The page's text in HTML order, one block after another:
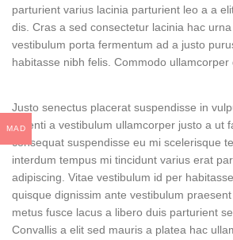
parturient varius lacinia parturient leo a a
dis. Cras a sed consectetur lacinia hac
vestibulum porta fermentum ad a justo
habitasse nibh felis. Commodo ullamcorper
Justo senectus placerat suspendisse in
potenti a vestibulum ullamcorper justo a ut
consequat suspendisse eu mi scelerisque
interdum tempus mi tincidunt varius erat
adipiscing. Vitae vestibulum id per
quisque dignissim ante vestibulum
metus fusce lacus a libero duis parturient
Convallis a elit sed mauris a platea hac
MAD